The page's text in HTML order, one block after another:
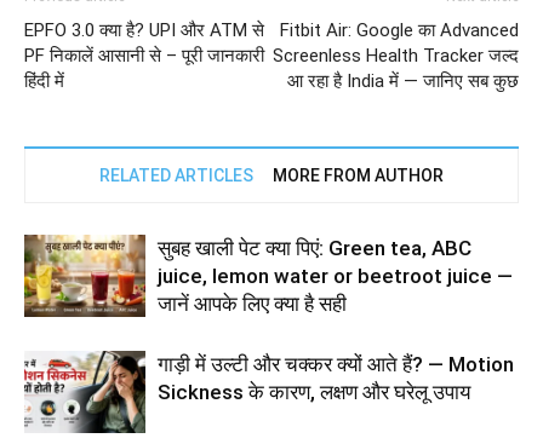
EPFO 3.0 क्या है? UPI और ATM से
PF निकालें आसानी से – पूरी जानकारी
हिंदी में
Fitbit Air: Google का Advanced
Screenless Health Tracker जल्द
आ रहा है India में — जानिए सब कुछ
RELATED ARTICLES MORE FROM AUTHOR
सुबह खाली पेट क्या पिएं: Green tea, ABC
juice, lemon water or beetroot juice —
जानें आपके लिए क्या है सही
गाड़ी में उल्टी और चक्कर क्यों आते हैं? — Motion
Sickness के कारण, लक्षण और घरेलू उपाय